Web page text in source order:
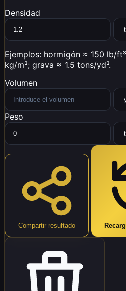
Densidad
Ejemplos: hormigón ≈ 150 lb/
kg/m³; grava ≈ 1.5 tons/yd³.
Volumen
Peso
Compartir resultado